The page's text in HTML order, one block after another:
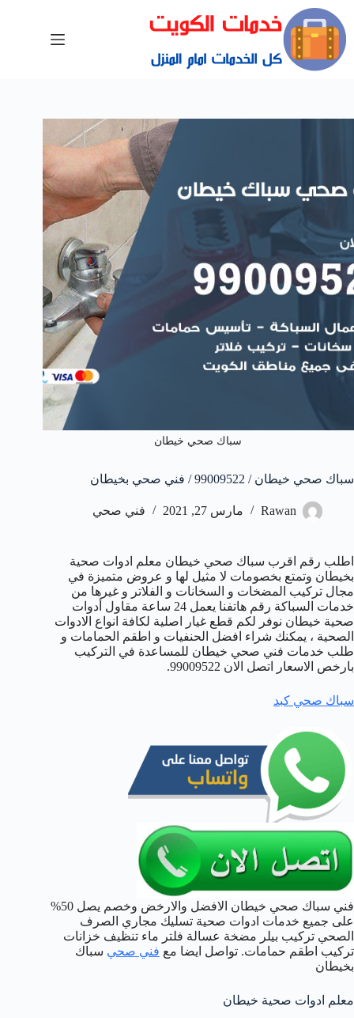
سباك صحي خيطان
سباك صحي خيطان / 99009522 / فني صحي بخيطان
Rawan مارس 27, 2021 فني صحي
اطلب رقم اقرب سباك صحي خيطان معلم ادوات صحية
بخيطان وتمتع بخصومات لا مثيل لها و عروض متميزة في
مجال تركيب المضخات و السخانات و الفلاتر و غيرها من
خدمات السباكة رقم هاتفنا يعمل 24 ساعة مقاول أدوات
صحية خيطان نوفر لكم قطع غيار اصلية لكافة انواع الادوات
الصحية ، يمكنك شراء افضل الحنفيات و اطقم الحمامات و
طلب خدمات فني صحي خيطان للمساعدة في التركيب
بارخص الاسعار اتصل الان 99009522.
سباك صحي كبد
فني سباك صحي خيطان الافضل والارخض وخصم يصل 50%
على جميع خدمات ادوات صحية تسليك مجاري الصرف
الصحي تركيب بيلر مضخة عسالة فلتر ماء تنظيف خزانات
تركيب اطقم حمامات. تواصل ايضا مع فني صحي سباك
بخيطان
معلم ادوات صحية خيطان